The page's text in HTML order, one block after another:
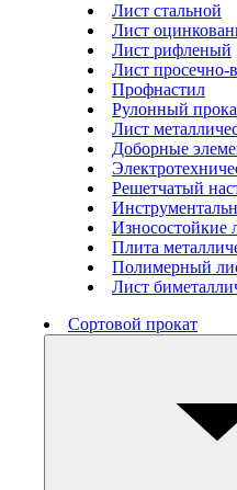
Лист стальной
Лист
Лист рифленый
Лист
Профнастил
Рулонный
Лист
Доборные
Решетчатый
Износостойкие
Плита
Полимерный
Лист
Сортовой прокат